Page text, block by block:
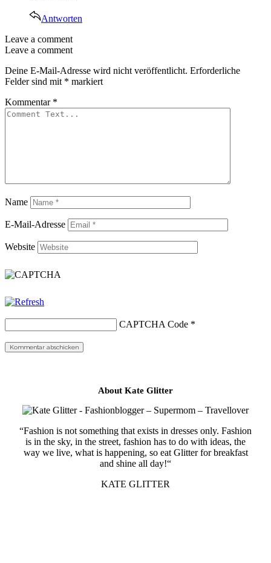
Antworten
Leave a comment
Leave a comment
Deine E-Mail-Adresse wird nicht veröffentlicht. Erforderliche
Felder sind mit * markiert
Kommentar *
Name
E-Mail-Adresse
Website
CAPTCHA Code *
About Kate Glitter
“Fashion is not something that exists in dresses only. Fashion
is in the sky, in the street, fashion has to do with ideas, the
way we live, what is happening, so eat Glitter for breakfast
and shine all day!“
KATE GLITTER